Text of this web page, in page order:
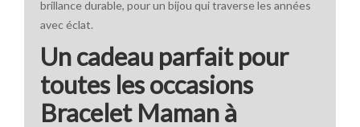
brillance durable, pour un bijou qui traverse les années
avec éclat.
Un cadeau parfait pour
toutes les occasions
Bracelet Maman à